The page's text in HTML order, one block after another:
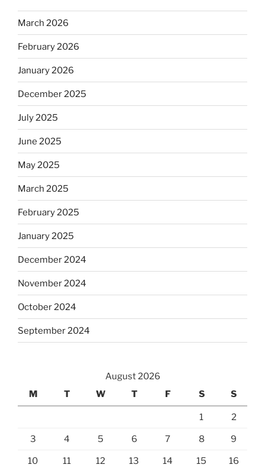
March 2026
February 2026
January 2026
December 2025
July 2025
June 2025
May 2025
March 2025
February 2025
January 2025
December 2024
November 2024
October 2024
September 2024
August 2026
M
T W T F S S
1 2
3 4 5 6 7 8 9
10 11 12 13 14 15 16